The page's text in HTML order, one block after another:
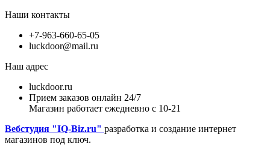
Наши контакты
+7-963-660-65-05
luckdoor@mail.ru
Наш адрес
luckdoor.ru
Прием заказов онлайн 24/7
Магазин работает ежедневно с 10-21
Вебстудия "IQ-Biz.ru" разработка и создание интернет
магазинов под ключ.